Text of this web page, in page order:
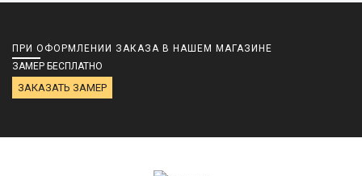
ПРИ ОФОРМЛЕНИИ ЗАКАЗА В НАШЕМ МАГАЗИНЕ
ЗАМЕР БЕСПЛАТНО
ЗАКАЗАТЬ ЗАМЕР